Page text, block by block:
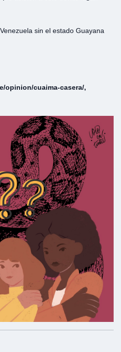
sin el estado Guayana
opinion/cuaima-casera/,